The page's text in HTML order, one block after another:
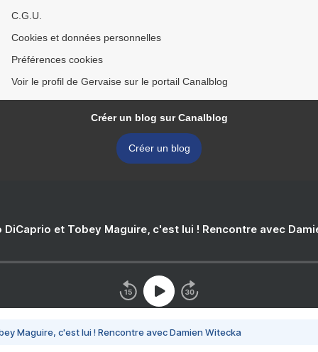
C.G.U.
Cookies et données personnelles
Préférences cookies
Voir le profil de Gervaise sur le portail Canalblog
Créer un blog sur Canalblog
Créer un blog
DiCaprio et Tobey Maguire, c'est lui ! Rencontre avec
Maguire, c'est lui ! Rencontre avec Damien Witecka